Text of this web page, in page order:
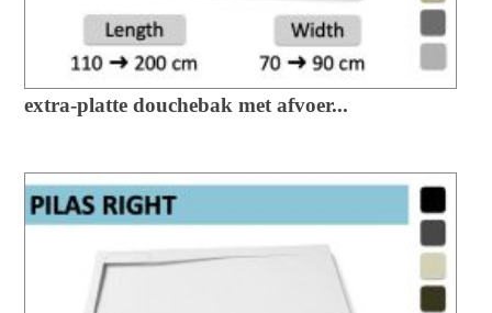
extra-platte douchebak met afvoer...